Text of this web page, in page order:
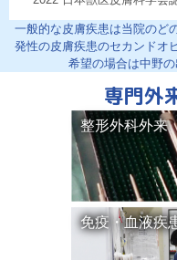
一般的な皮膚疾患は当院のど
発性の皮膚疾患のセカンドオ
希望の場合は中野の
専門外
整形外科外来
免疫・血液疾